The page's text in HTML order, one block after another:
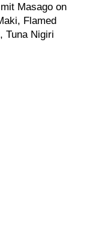
Masago on
Flamed
Tuna Nigiri